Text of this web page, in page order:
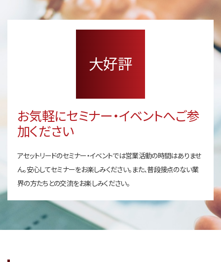
大好評
お気軽にセミナー・イベントへご参
加ください
アセットリードのセミナー・イベントでは営業活動の時間はありませ
ん。安心してセミナーをお楽しみください。また、普段接点のない業
界の方たちとの交流をお楽しみください。